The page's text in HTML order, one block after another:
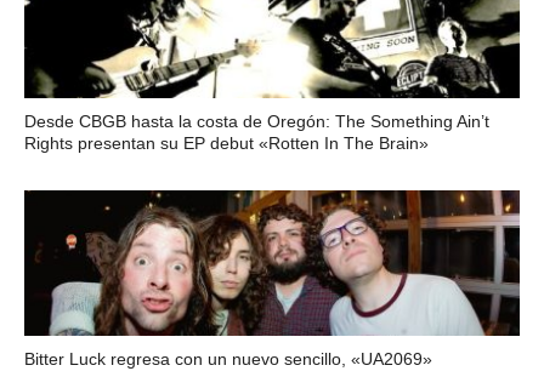
Desde CBGB hasta la costa de Oregón: The Something Ain’t
Rights presentan su EP debut «Rotten In The Brain»
Bitter Luck regresa con un nuevo sencillo, «UA2069»